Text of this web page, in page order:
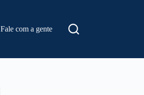
Fale com a gente